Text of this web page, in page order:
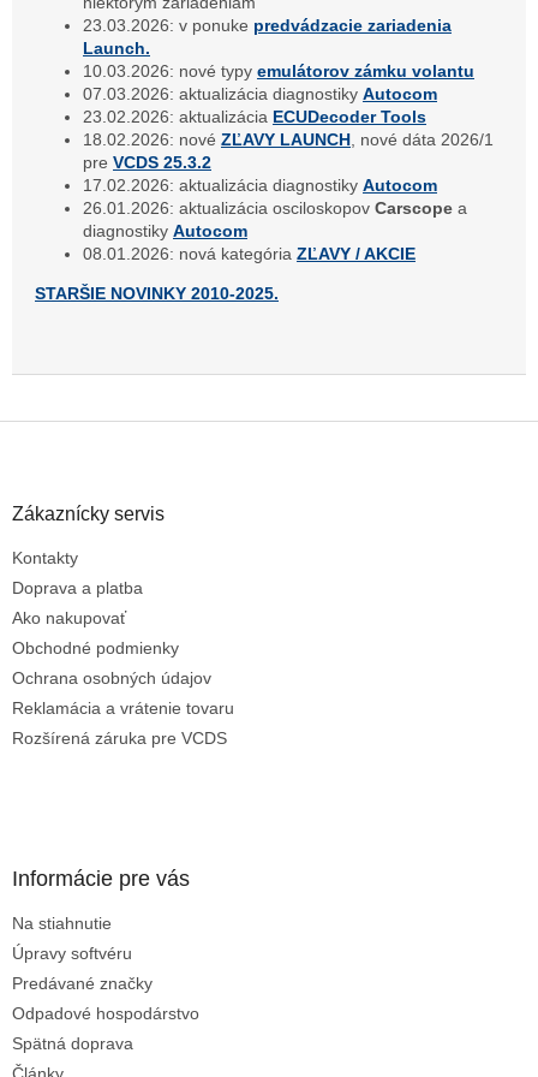
23.03.2026: v ponuke predvádzacie zariadenia
Launch.
10.03.2026: nové typy emulátorov zámku volantu
07.03.2026: aktualizácia diagnostiky Autocom
23.02.2026: aktualizácia ECUDecoder Tools
18.02.2026: nové ZĽAVY LAUNCH, nové dáta 2026/1
pre VCDS 25.3.2
17.02.2026: aktualizácia diagnostiky Autocom
26.01.2026: aktualizácia osciloskopov Carscope a
diagnostiky Autocom
08.01.2026: nová kategória ZĽAVY / AKCIE
STARŠIE NOVINKY 2010-2025.
Zákaznícky servis
Kontakty
Doprava a platba
Ako nakupovať
Obchodné podmienky
Ochrana osobných údajov
Reklamácia a vrátenie tovaru
Rozšírená záruka pre VCDS
Informácie pre vás
Na stiahnutie
Úpravy softvéru
Predávané značky
Odpadové hospodárstvo
Spätná doprava